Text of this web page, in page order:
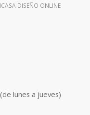
DISEÑO ONLINE
lunes a jueves)